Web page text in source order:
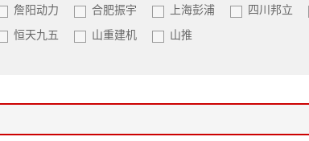
詹阳动力 合肥振宇 上海彭浦 四川邦立
恒天九五 山重建机 山推